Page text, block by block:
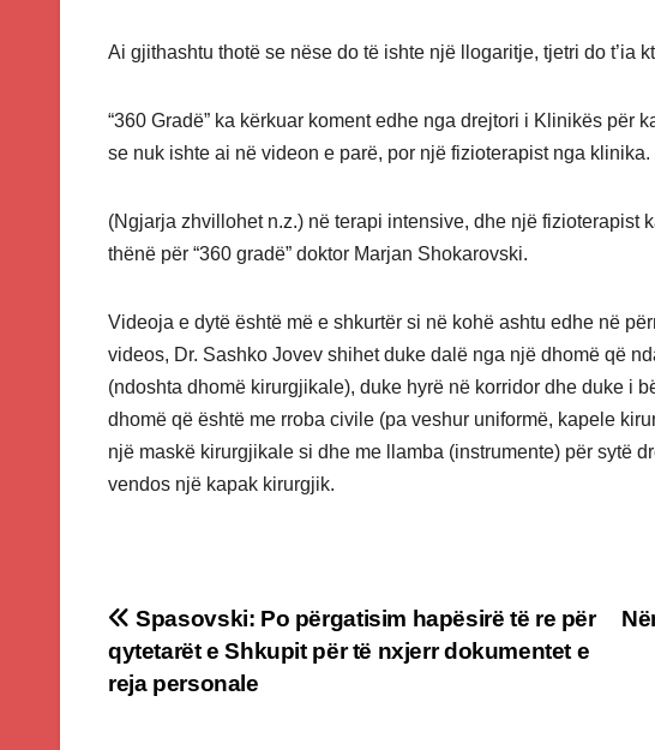
Ai gjithashtu thotë se nëse do të ishte një llogaritje, tjetri do t’ia
“360 Gradë” ka kërkuar koment edhe nga drejtori i Klinikës për
se nuk ishte ai në videon e parë, por një fizioterapist nga
(Ngjarja zhvillohet n.z.) në terapi intensive, dhe një fizioterapist
thënë për “360 gradë” doktor Marjan Shokarovski.
Videoja e dytë është më e shkurtër si në kohë ashtu edhe në
videos, Dr. Sashko Jovev shihet duke dalë nga një dhomë që
(ndoshta dhomë kirurgjikale), duke hyrë në korridor dhe duke i
dhomë që është me rroba civile (pa veshur uniformë, kapele
një maskë kirurgjikale si dhe me llamba (instrumente) për sytë
vendos një kapak kirurgjik.
Post
navigation
Spasovski: Po përgatisim hapësirë të re për
qytetarët e Shkupit për të nxjerr dokumentet e
reja personale